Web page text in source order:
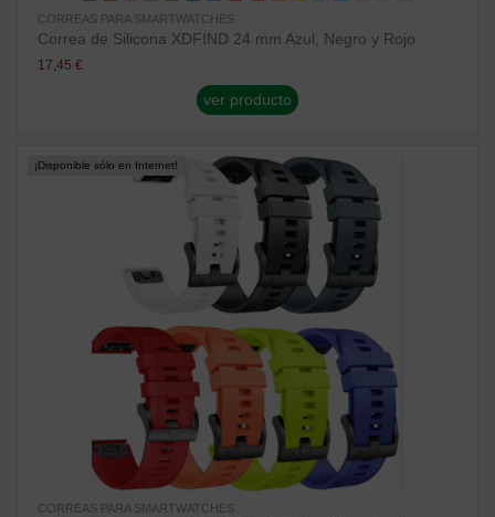
CORREAS PARA SMARTWATCHES
Correa de Silicona XDFIND 24 mm Azul, Negro y Rojo
17,45 €
ver producto
¡Disponible sólo en Internet!
CORREAS PARA SMARTWATCHES